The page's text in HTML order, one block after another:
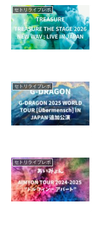
セトリライブレポ
セトリライブレポ
セトリライブレポ